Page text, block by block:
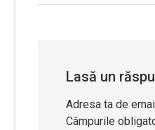
Lasă un
Adresa ta de
Câmpurile